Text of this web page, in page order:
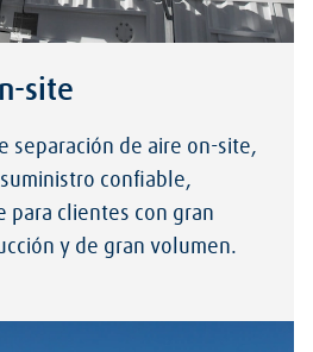
site
separación de aire on-site,
confiable,
para clientes con gran
y de gran volumen.